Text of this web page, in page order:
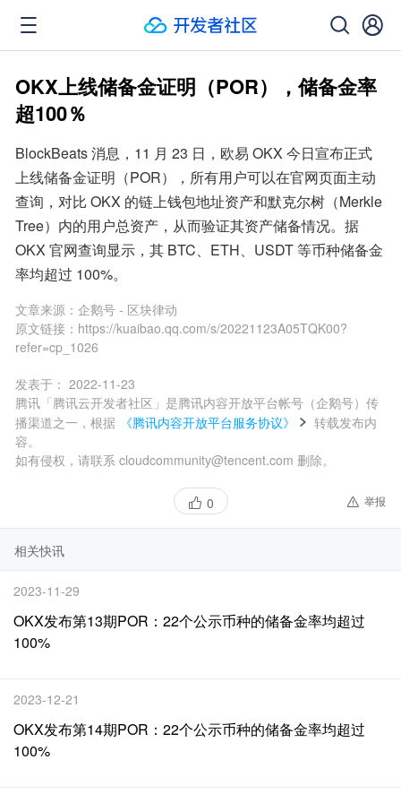
OKX上线储备金证明（POR），储备金率
超100％
BlockBeats 消息，11 月 23 日，欧易 OKX 今日宣布正式
上线储备金证明（POR），所有用户可以在官网页面主动
查询，对比 OKX 的链上钱包地址资产和默克尔树（Merkle
Tree）内的用户总资产，从而验证其资产储备情况。据
OKX 官网查询显示，其 BTC、ETH、USDT 等币种储备金
率均超过 100%。
文章来源： 企鹅号 - 区块律动
原文链接： https://kuaibao.qq.com/s/20221123A05TQK00?
refer=cp_1026
发表于： 2022-11-23
腾讯「腾讯云开发者社区」是腾讯内容开放平台帐号（企鹅号）传
播渠道之一，根据
《腾讯内容开放平台服务协议》
转载发布内
容。
如有侵权，请联系 cloudcommunity@tencent.com 删除。
0 举报
相关快讯
2023-11-29
OKX发布第13期POR：22个公示币种的储备金率均超过
100%
2023-12-21
OKX发布第14期POR：22个公示币种的储备金率均超过
100%